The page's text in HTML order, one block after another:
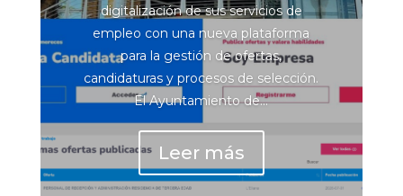
digitalización de sus servicios de
empleo con una nueva plataforma
para la gestión de ofertas,
candidaturas y procesos de selección.
El Ayuntamiento de...
Leer más